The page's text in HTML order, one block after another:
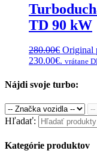
TD 90 kW
280.00€ Original
230.00€. vrátane
Nájdi svoje turbo:
Hľadať:
Kategórie produktov